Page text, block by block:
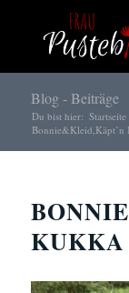
Blog - Beiträge
Du bist hier: Startseite
Bonnie&Kleid,Käpt’n
KUKKA